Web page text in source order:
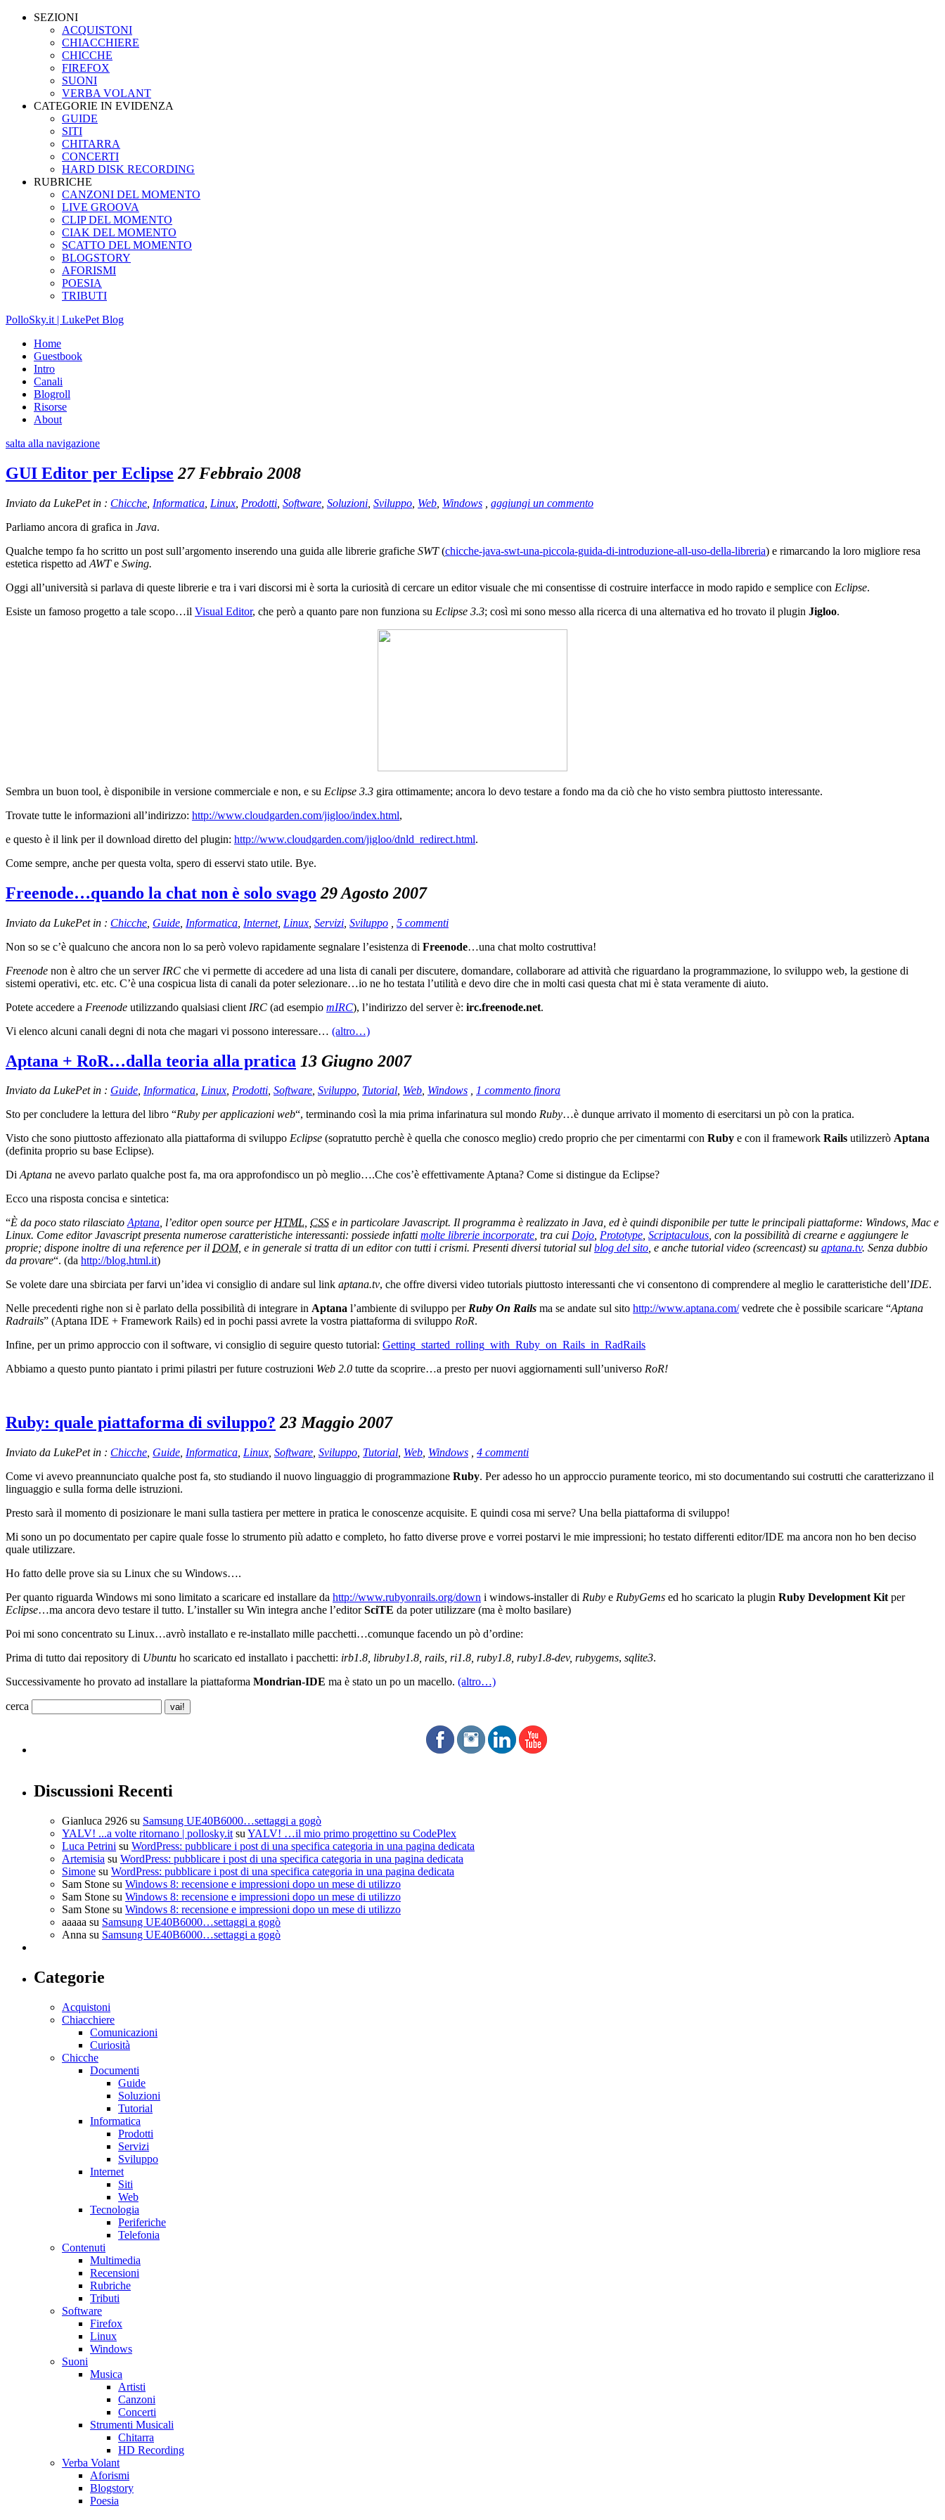
SEZIONI
ACQUISTONI
CHIACCHIERE
CHICCHE
FIREFOX
SUONI
VERBA VOLANT
CATEGORIE IN EVIDENZA
GUIDE
SITI
CHITARRA
CONCERTI
HARD DISK RECORDING
RUBRICHE
CANZONI DEL MOMENTO
LIVE GROOVA
CLIP DEL MOMENTO
CIAK DEL MOMENTO
SCATTO DEL MOMENTO
BLOGSTORY
AFORISMI
POESIA
TRIBUTI
PolloSky.it | LukePet Blog
Home
Guestbook
Intro
Canali
Blogroll
Risorse
About
salta alla navigazione
GUI Editor per Eclipse 27 Febbraio 2008
Inviato da LukePet in : Chicche Informatica Linux Prodotti Software Soluzioni Sviluppo Web Windows
aggiungi un commento
Parliamo ancora di grafica in Java.
Qualche tempo fa ho scritto un post sull’argomento inserendo una guida alle librerie grafiche SWT(chicche-java-swt-una-piccola-guida-di-introduzione-all-uso-della-libreria) e rimarcando la loro migliore resa
estetica rispetto ad AWTe Swing.
Oggi all’università si parlava di queste librerie e tra i vari discorsi mi è sorta la curiosità di cercare un editor visuale che mi consentisse di costruire interfacce in modo rapido e semplice con Eclipse.
Esiste un famoso progetto a tale scopo…il Visual Editor, che però a quanto pare non funziona su Eclipse 3.3; così mi sono messo alla ricerca di una alternativa ed ho trovato il plugin Jigloo.
Sembra un buon tool, è disponibile in versione commerciale e non, e su Eclipse 3.3 gira ottimamente; ancora lo devo testare a fondo ma da ciò che ho visto sembra piuttosto interessante.
Trovate tutte le informazioni all’indirizzo: http://www.cloudgarden.com/jigloo/index.html,
e questo è il link per il download diretto del plugin: http://www.cloudgarden.com/jigloo/dnld_redirect.html.
Come sempre, anche per questa volta, spero di esservi stato utile. Bye.
Freenode…quando la chat non è solo svago 29 Agosto 2007
Inviato da LukePet in : Chicche Guide Informatica Internet, Linux Servizi Sviluppo
5 commenti
Non so se c’è qualcuno che ancora non lo sa però volevo rapidamente segnalare l’esistenza di Freenode…una chat molto costruttiva!
Freenode non è altro che un server IRC che vi permette di accedere ad una lista di canali per discutere, domandare, collaborare ad attività che riguardano la programmazione, lo sviluppo web, la gestione di
sistemi operativi, etc. etc. C’è una cospicua lista di canali da poter selezionare…io ne ho testata l’utilità e devo dire che in molti casi questa chat mi è stata veramente di aiuto.
Potete accedere a Freenode utilizzando qualsiasi client IRC (ad esempio mIRC), l’indirizzo del server è: irc.freenode.net.
Vi elenco alcuni canali degni di nota che magari vi possono interessare… (altro…)
Aptana + RoR…dalla teoria alla pratica 13 Giugno 2007
Inviato da LukePet in : Guide, Informatica, Linux, Prodotti, Software, Sviluppo, Tutorial, Web, Windows , 1 commento finora
Sto per concludere la lettura del libro “Ruby per applicazioni web“, terminando così la mia prima infarinatura sul mondo Ruby…è dunque arrivato il momento di esercitarsi un pò con la pratica.
Visto che sono piuttosto affezionato alla piattaforma di sviluppo Eclipse (sopratutto perchè è quella che conosco meglio) credo proprio che per cimentarmi con Ruby e con il framework Rails utilizzerò Aptana
(definita proprio su base Eclipse).
DiAptana ne avevo parlato qualche post fa, ma ora approfondisco un pò meglio….Che cos’è effettivamente Aptana? Come si distingue da Eclipse?
Ecco una risposta concisa e sintetica:
“È da poco stato rilasciatoAptana, l’editor open source perHTML, CSS e in particolare Javascript. Il programma è realizzato in Java, ed è quindi disponibile per tutte le principali piattaforme: Windows, Mac e
Linux. Come editor Javascript presenta numerose caratteristiche interessanti: possiede infatti molte librerie incorporate, tra cui Dojo, Prototype, Scriptaculous, con la possibilità di crearne e aggiungere le
proprie; dispone inoltre di una reference per il DOM, e in generale si tratta di un editor con tutti i crismi. Presenti diversi tutorial sul blog del sito, e anche tutorial video (screencast) su aptana.tv. Senza dubbio
da provare“. (da http://blog.html.it)
Se volete dare una sbirciata per farvi un’idea vi consiglio di andare sul link aptana.tv, che offre diversi video tutorials piuttosto interessanti che vi consentono di comprendere al meglio le caratteristiche dell’IDE.
Nelle precedenti righe non si è parlato della possibilità di integrare in Aptana l’ambiente di sviluppo perRuby On Rails ma se andate sul sito http://www.aptana.com/vedrete che è possibile scaricare “Aptana
Radrails” (Aptana IDE + Framework Rails) ed in pochi passi avrete la vostra piattaforma di sviluppo RoR.
Infine, per un primo approccio con il software, vi consiglio di seguire questo tutorial: Getting_started_rolling_with_Ruby_on_Rails_in_RadRails
Abbiamo a questo punto piantato i primi pilastri per future costruzioni Web 2.0 tutte da scoprire…a presto per nuovi aggiornamenti sull’universo RoR!
Ruby: quale piattaforma di sviluppo? 23 Maggio 2007
Inviato da LukePet in : Chicche Guide Informatica Linux Software Sviluppo Tutorial Web Windows
4 commenti
Come vi avevo preannunciato qualche post fa, sto studiando il nuovo linguaggio di programmazione Ruby. Per adesso ho un approccio puramente teorico, mi sto documentando sui costrutti che caratterizzano il
linguaggio e sulla forma delle istruzioni.
Presto sarà il momento di posizionare le mani sulla tastiera per mettere in pratica le conoscenze acquisite. E quindi cosa mi serve? Una bella piattaforma di sviluppo!
Mi sono un po documentato per capire quale fosse lo strumento più adatto e completo, ho fatto diverse prove e vorrei postarvi le mie impressioni; ho testato differenti editor/IDE ma ancora non ho ben deciso
quale utilizzare.
Ho fatto delle prove sia su Linux che su Windows….
Per quanto riguarda Windows mi sono limitato a scaricare ed installare da http://www.rubyonrails.org/down i windows-installer di Ruby e RubyGems ed ho scaricato la plugin Ruby Development Kit per
Eclipse…ma ancora devo testare il tutto. L’installer su Win integra anche l’editorSciTE da poter utilizzare (ma è molto basilare)
Poi mi sono concentrato su Linux…avrò installato e re-installato mille pacchetti…comunque facendo un pò d’ordine:
Prima di tutto dai repository di Ubuntu ho scaricato ed installato i pacchetti: irb1.8, libruby1.8, rails, ri1.8, ruby1.8, ruby1.8-dev, rubygems, sqlite3.
Successivamente ho provato ad installare la piattaforma Mondrian-IDE ma è stato un po un macello. (altro…)
cerca
Discussioni Recenti
Gianluca 2926 su Samsung UE40B6000…settaggi a gogò
YALV! ...a volte ritornano | pollosky.it su YALV! …il mio primo progettino su CodePlex
Luca Petrini su WordPress: pubblicare i post di una specifica categoria in una pagina dedicata
Artemisia su WordPress: pubblicare i post di una specifica categoria in una pagina dedicata
Simone su WordPress: pubblicare i post di una specifica categoria in una pagina dedicata
Sam Stone su Windows 8: recensione e impressioni dopo un mese di utilizzo
Sam Stone su Windows 8: recensione e impressioni dopo un mese di utilizzo
Sam Stone su Windows 8: recensione e impressioni dopo un mese di utilizzo
aaaaa su Samsung UE40B6000…settaggi a gogò
Anna su Samsung UE40B6000…settaggi a gogò
Categorie
Acquistoni
Chiacchiere
Comunicazioni
Curiosità
Chicche
Documenti
Guide
Soluzioni
Tutorial
Informatica
Prodotti
Servizi
Sviluppo
Internet
Siti
Web
Tecnologia
Periferiche
Telefonia
Contenuti
Multimedia
Recensioni
Rubriche
Tributi
Software
Firefox
Linux
Windows
Suoni
Musica
Artisti
Canzoni
Concerti
Strumenti Musicali
Chitarra
HD Recording
Verba Volant
Aforismi
Blogstory
Poesia